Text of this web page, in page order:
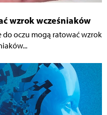
wzrok wcześniaków
oczu mogą ratować wzrok